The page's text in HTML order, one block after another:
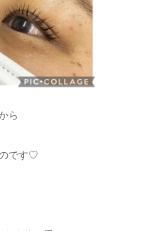
ら
です♡